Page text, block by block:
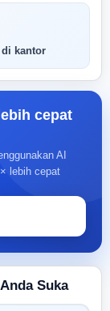
kantor
cepat
AI
lebih cepat
Suka